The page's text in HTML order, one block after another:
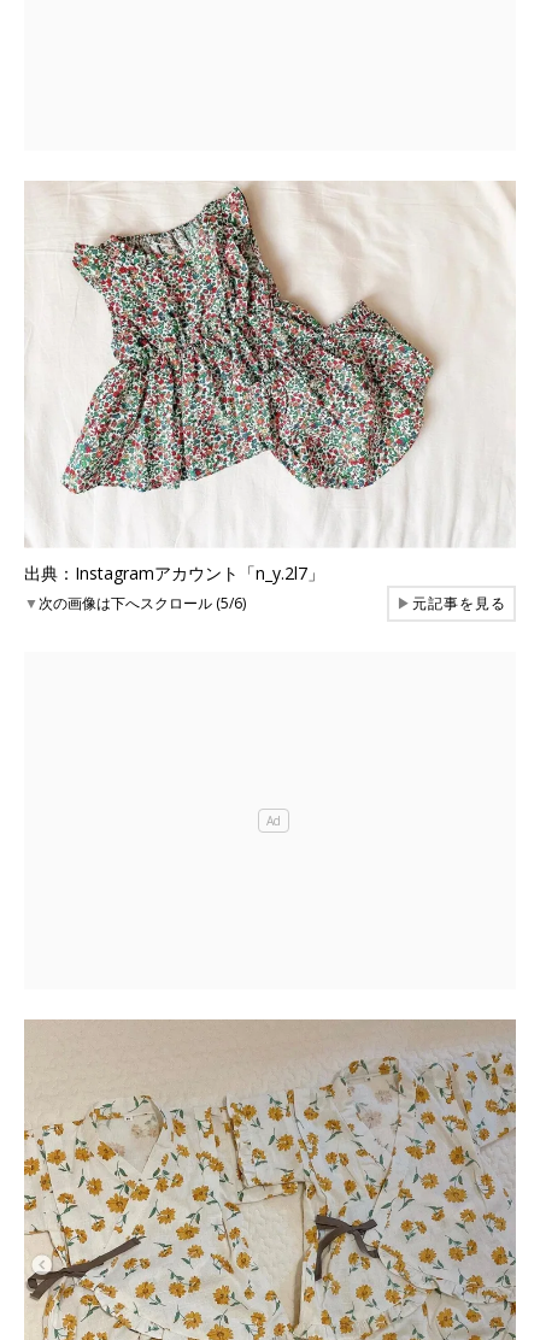
出典：Instagramアカウント「n_y.2l7」
▼次の画像は下へスクロール (5/6) ▶元記事を見る